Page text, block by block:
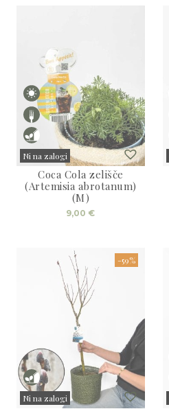
Ni na zalogi
Sold
Coca Cola zelišče
(Artemisia abrotanum)
(M)
9,00 €
Ni na zalogi
-59%